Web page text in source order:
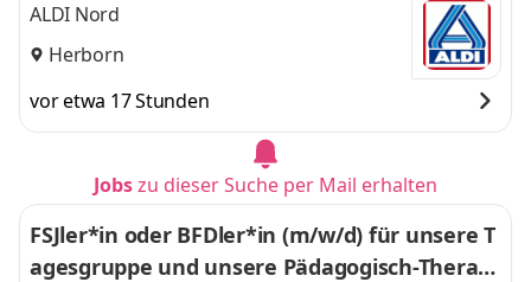
ALDI Nord
Herborn
vor etwa 17 Stunden
Jobszu dieser Suche per Mail erhalten
FSJler*in oder BFDler*in (m/w/d) für unsere T
agesgruppe und unsere Pädagogisch-Therap